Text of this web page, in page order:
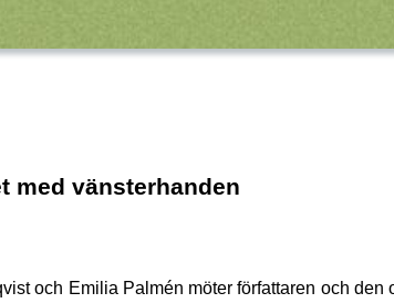
med vänsterhanden
och Emilia Palmén möter författaren och